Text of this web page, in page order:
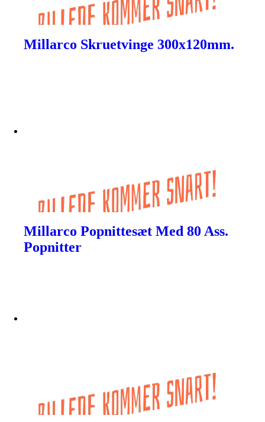
Millarco Skruetvinge 300x120mm.
Millarco Popnittesæt Med 80 Ass.
Popnitter